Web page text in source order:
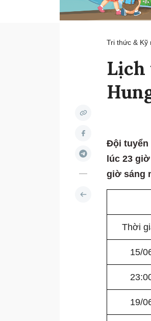
Tri thức & Kỹ
Lịch
Đội tuyển
lúc 23
giờ sáng
Thời
15/
19/